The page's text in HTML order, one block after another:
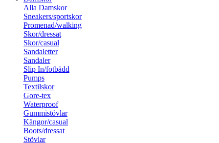
Alla Damskor
Sneakers/sportskor
Promenad/walking
Skor/dressat
Skor/casual
Sandaletter
Sandaler
Slip In/fotbädd
Pumps
Textilskor
Gore-tex
Waterproof
Gummistövlar
Kängor/casual
Boots/dressat
Stövlar